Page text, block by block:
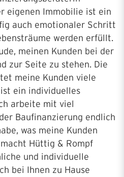
eigenen Immobilie ist ein
auch emotionaler Schritt
werden erfüllt.
meinen Kunden bei der
zur Seite zu stehen. Die
meine Kunden viele
ein individuelles
arbeite mit viel
Baufinanzierung endlich
was meine Kunden
Hüttig & Rompf
und individuelle
bei Ihnen zu Hause